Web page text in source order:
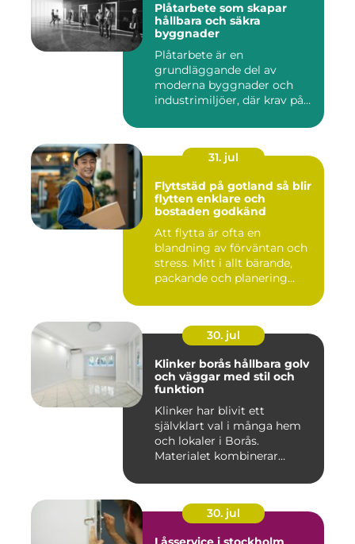
Plåtarbete som skapar
hållbara och säkra
byggnader
Plåtarbete är en
grundläggande del av
moderna byggnader och
industrimiljöer, där krav på
31. jul
Flyttstäd på gotland så blir
flytten enklare och
bostaden godkänd
Att flytta är ofta en
blandning av förväntan och
stress. Mitt i allt bärande,
packande och planering...
30. jul
Klinker borås hållbara golv
och väggar med stil och
funktion
Klinker har blivit ett
självklart val i många hem
och lokaler i Borås.
Materialet kombinerar
30. jul